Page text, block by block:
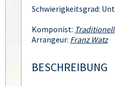
Schwierigkeitsgrad:
Komponist: Traditionell
Arrangeur: Franz Watz
BESCHREIBUNG